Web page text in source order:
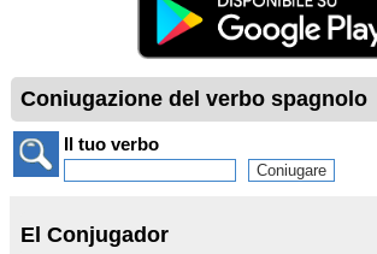
Coniugazione del verbo spagnolo
Il tuo verbo
El Conjugador